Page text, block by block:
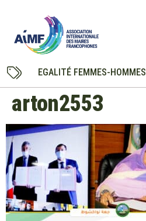
EGALITÉ FEMMES-HOMMES
arton2553